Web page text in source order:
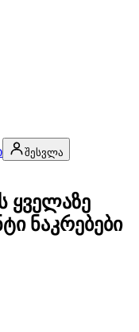
შესვლა
ყველაზე
ნაკრებები